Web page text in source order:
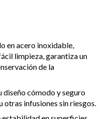
en acero inoxidable,
limpieza, garantiza un
de la
diseño cómodo y seguro
otras infusiones sin riesgos.